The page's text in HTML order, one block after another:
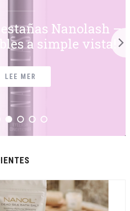
Nanolash –
a simple vista!
LEE MER